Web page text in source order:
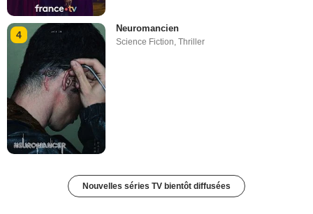
4
Neuromancien
Science Fiction ,Thriller
Nouvelles séries TV bientôt diffusées